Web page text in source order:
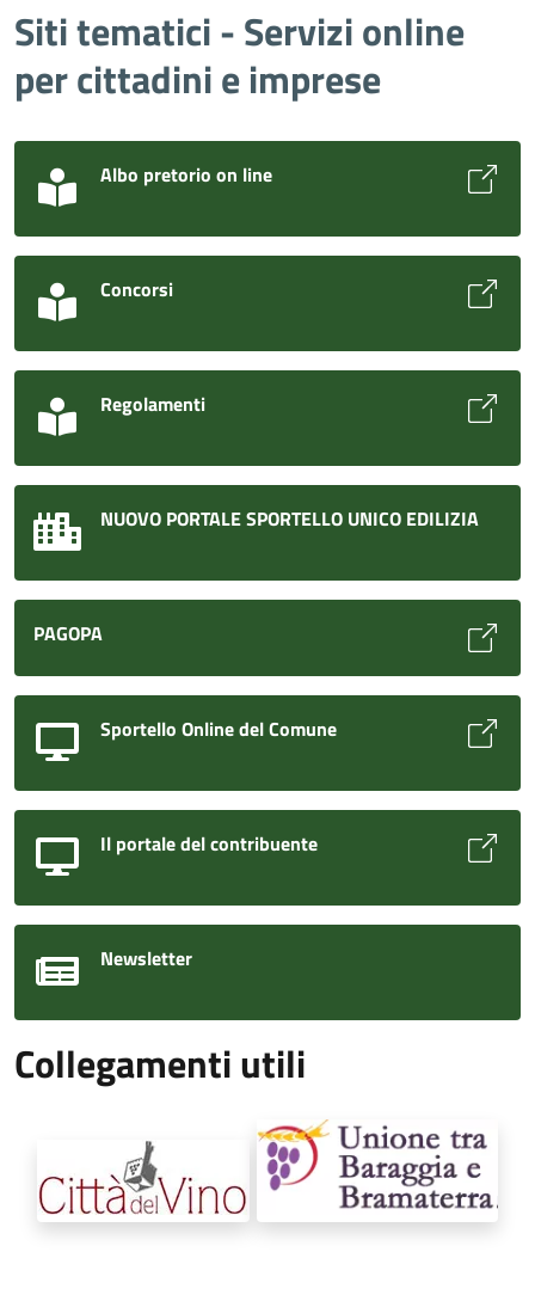
Siti tematici - Servizi online
per cittadini e imprese
Albo pretorio on line
Concorsi
Regolamenti
NUOVO PORTALE SPORTELLO UNICO EDILIZIA
PAGOPA
Sportello Online del Comune
Il portale del contribuente
Newsletter
Collegamenti utili